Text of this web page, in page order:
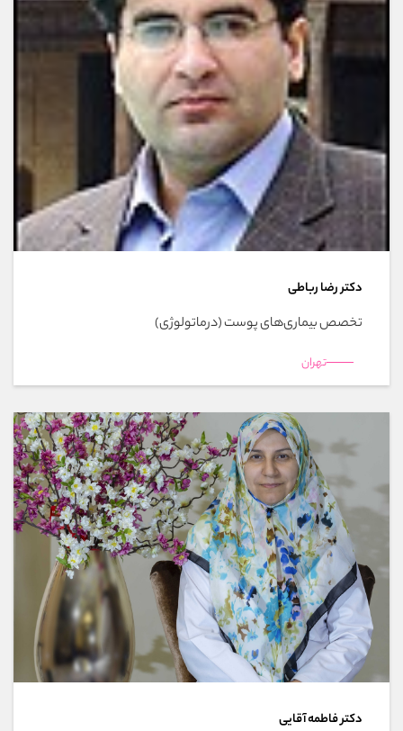
دکتر رضا رباطی
تخصص بیماری‌های پوست (درماتولوژی)
تهران
دکتر فاطمه آقایی